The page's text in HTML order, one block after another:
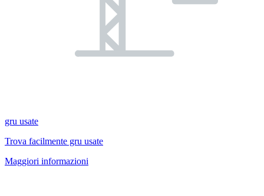
gru usate
Trova facilmente gru usate
Maggiori informazioni